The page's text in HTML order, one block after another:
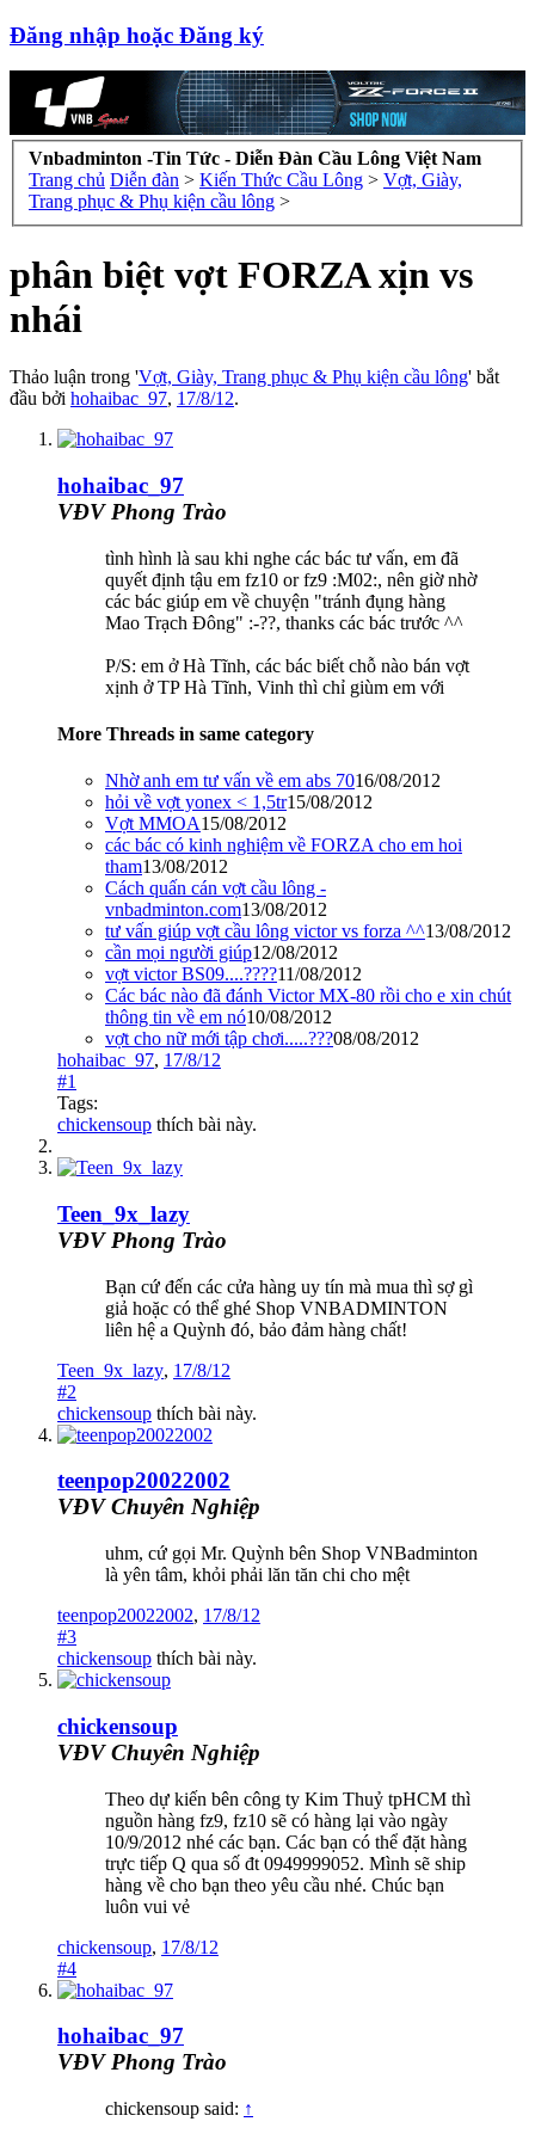
Đăng nhập hoặc Đăng ký
Vnbadminton -Tin Tức - Diễn Đàn Cầu Lông Việt Nam
Trang chủ Diễn đàn > Kiến Thức Cầu Lông > Vợt, Giày,
Trang phục & Phụ kiện cầu lông >
phân biệt vợt FORZA xịn vs
nhái
Thảo luận trong 'Vợt, Giày, Trang phục & Phụ kiện cầu lông' bắt
đầu bởi hohaibac_97, 17/8/12.
hohaibac_97
VĐV Phong Trào
tình hình là sau khi nghe các bác tư vấn, em đã
quyết định tậu em fz10 or fz9 :M02:, nên giờ nhờ
các bác giúp em về chuyện "tránh đụng hàng
Mao Trạch Đông" :-??, thanks các bác trước ^^
P/S: em ở Hà Tĩnh, các bác biết chỗ nào bán vợt
xịnh ở TP Hà Tĩnh, Vinh thì chỉ giùm em với
More Threads in same category
Nhờ anh em tư vấn về em abs 7016/08/2012
hỏi về vợt yonex < 1,5tr15/08/2012
Vợt MMOA15/08/2012
các bác có kinh nghiệm về FORZA cho em hoi
tham13/08/2012
Cách quấn cán vợt cầu lông -
vnbadminton.com13/08/2012
tư vấn giúp vợt cầu lông victor vs forza ^^13/08/2012
cần mọi người giúp12/08/2012
vợt victor BS09....????11/08/2012
Các bác nào đã đánh Victor MX-80 rồi cho e xin chút
thông tin về em nó10/08/2012
vợt cho nữ mới tập chơi.....???08/08/2012
hohaibac_97, 17/8/12
#1
Tags:
chickensoup thích bài này.
Teen_9x_lazy
VĐV Phong Trào
Bạn cứ đến các cửa hàng uy tín mà mua thì sợ gì
giả hoặc có thể ghé Shop VNBADMINTON
liên hệ a Quỳnh đó, bảo đảm hàng chất!
Teen_9x_lazy, 17/8/12
#2
chickensoup thích bài này.
teenpop20022002
VĐV Chuyên Nghiệp
uhm, cứ gọi Mr. Quỳnh bên Shop VNBadminton
là yên tâm, khỏi phải lăn tăn chi cho mệt
teenpop20022002, 17/8/12
#3
chickensoup thích bài này.
chickensoup
VĐV Chuyên Nghiệp
Theo dự kiến bên công ty Kim Thuỷ tpHCM thì
nguồn hàng fz9, fz10 sẽ có hàng lại vào ngày
10/9/2012 nhé các bạn. Các bạn có thể đặt hàng
trực tiếp Q qua số đt 0949999052. Mình sẽ ship
hàng về cho bạn theo yêu cầu nhé. Chúc bạn
luôn vui vẻ
chickensoup, 17/8/12
#4
hohaibac_97
VĐV Phong Trào
chickensoup said: ↑